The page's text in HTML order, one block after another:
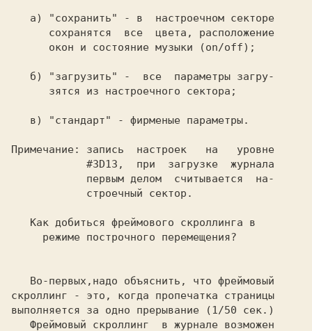
а) "сохранить"
- в  настроечном секторе
б) "загрузить"
-  все  параметры загру-
в) "стандарт" - фирменые параметры.
Примечание: запись  настроек   на   уровне
#3D13,
  при  загрузке  журнала
   Как добиться фреймового скроллинга в
скроллинг - это, когда пропечатка страницы
выполняется за одно прерывание (1/50 сек.)